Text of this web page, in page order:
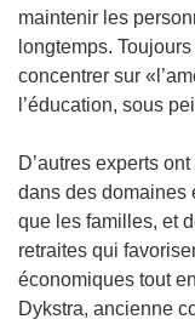
maintenir les
longtemps.
concentrer sur
l’éducation, sous
D’autres experts
dans des domaines
que les familles, et
retraites qui
économiques tout
Dykstra, ancienne